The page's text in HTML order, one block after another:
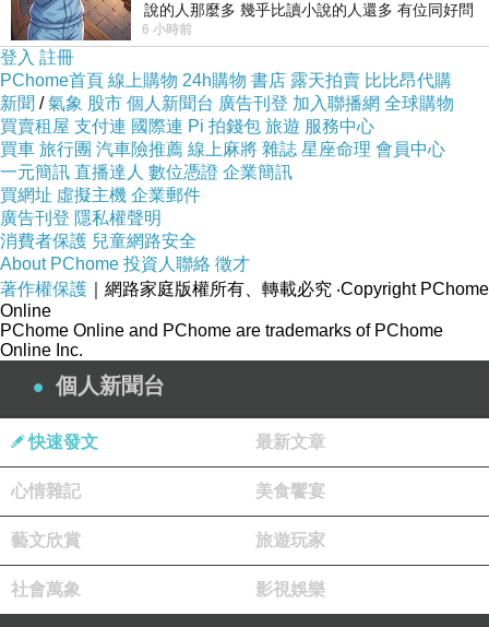
說的人那麼多 幾乎比讀小說的人還多 有位同好問
了一個問題 她說為什麼高中文學獎的
6 小時前
登入 註冊
PChome首頁 線上購物 24h購物 書店 露天拍賣 比比昂代購
新聞 /氣象 股市 個人新聞台 廣告刊登 加入聯播網 全球購物
買賣租屋 支付連 國際連 Pi 拍錢包 旅遊 服務中心
買車 旅行團 汽車險推薦 線上麻將 雜誌 星座命理 會員中心
一元簡訊 直播達人 數位憑證 企業簡訊
買網址 虛擬主機 企業郵件
廣告刊登 隱私權聲明
消費者保護 兒童網路安全
About PChome 投資人聯絡 徵才
著作權保護 ｜網路家庭版權所有、轉載必究 ‧Copyright PChome
Online
PChome Online and PChome are trademarks of PChome
Online Inc.
個人新聞台
快速發文 最新文章
心情雜記 美食饗宴
藝文欣賞 旅遊玩家
社會萬象 影視娛樂